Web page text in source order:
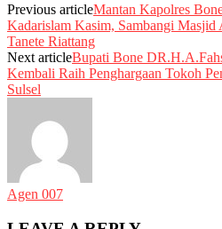
Previous articleMantan Kapolres
Kadarislam Kasim, Sambangi
Tanete Riattang
Next articleBupati Bone
Kembali Raih Penghargaan Tokoh
Sulsel
Agen 007